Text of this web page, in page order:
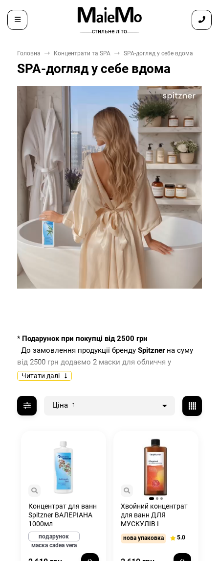
̶ ̶ ̶ ̶ ̶ ̶ ̶ стильне літо ̶ ̶ ̶ ̶ ̶ ̶ ̶
Головна Концентрати та SPA SPA-догляд у себе вдома
SPA-догляд у себе вдома
* Подарунокпри покупці від 2500 грн
До замовлення продукції бренду Spitzner на суму
від 2500 грн додаємо 2 маски для обличчя у
подарунок.
подарункових масок. Кількість подарункових масок
— 2 шт. Фактичні позиції можуть відрізнятися
Читати далі
Ціна
Концентрат для ванн
Spitzner ВАЛЕРІАНА
1000мл
подарунок
маска cadea vera
Хвойний концентрат
для ванн ДЛЯ
МУСКУЛІВ І
СУСТАВІВ Spitzner
1000 мл
нова упаковка 5.0